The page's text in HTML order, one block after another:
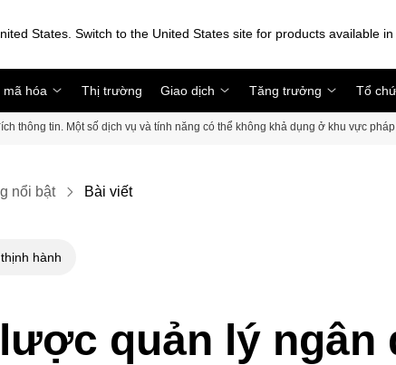
States. Switch to the United States site for products available in
mã hóa
Thị trường Giao dịch Tăng trưởng Tổ
thông tin. Một số dịch vụ và tính năng có thể không khả dụng ở khu vực
nổi bật Bài viết
hành
quản lý ngân